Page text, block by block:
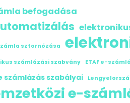
befogadása
sztornózása
számlázási szabvány ETAF e-
számlázás szabályai
e-